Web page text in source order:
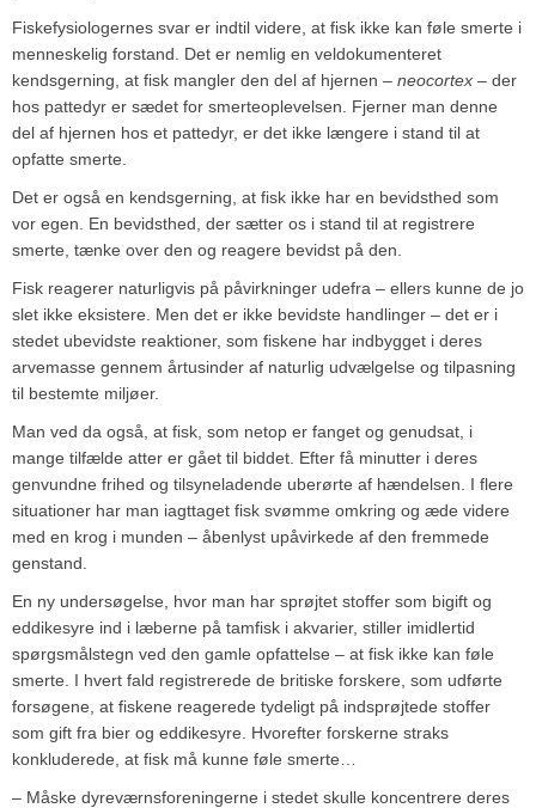
Fiskefysiologernes svar er indtil videre, at fisk ikke kan føle smerte i
menneskelig forstand. Det er nemlig en veldokumenteret
kendsgerning, at fisk mangler den del af hjernen – neocortex – der
hos pattedyr er sædet for smerteoplevelsen. Fjerner man denne
del af hjernen hos et pattedyr, er det ikke længere i stand til at
opfatte smerte.
Det er også en kendsgerning, at fisk ikke har en bevidsthed som
vor egen. En bevidsthed, der sætter os i stand til at registrere
smerte, tænke over den og reagere bevidst på den.
Fisk reagerer naturligvis på påvirkninger udefra – ellers kunne de jo
slet ikke eksistere. Men det er ikke bevidste handlinger – det er i
stedet ubevidste reaktioner, som fiskene har indbygget i deres
arvemasse gennem årtusinder af naturlig udvælgelse og tilpasning
til bestemte miljøer.
Man ved da også, at fisk, som netop er fanget og genudsat, i
mange tilfælde atter er gået til biddet. Efter få minutter i deres
genvundne frihed og tilsyneladende uberørte af hændelsen. I flere
situationer har man iagttaget fisk svømme omkring og æde videre
med en krog i munden – åbenlyst upåvirkede af den fremmede
genstand.
En ny undersøgelse, hvor man har sprøjtet stoffer som bigift og
eddikesyre ind i læberne på tamfisk i akvarier, stiller imidlertid
spørgsmålstegn ved den gamle opfattelse – at fisk ikke kan føle
smerte. I hvert fald registrerede de britiske forskere, som udførte
forsøgene, at fiskene reagerede tydeligt på indsprøjtede stoffer
som gift fra bier og eddikesyre. Hvorefter forskerne straks
konkluderede, at fisk må kunne føle smerte…
– Måske dyreværnsforeningerne i stedet skulle koncentrere deres